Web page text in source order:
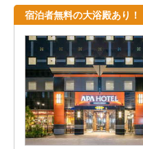
宿泊者無料の大浴殿あり